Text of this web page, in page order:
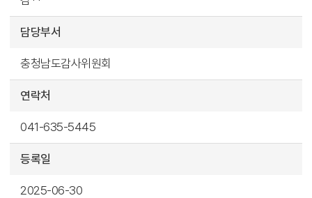
담당부서
충청남도감사위원회
연락처
041-635-5445
등록일
2025-06-30